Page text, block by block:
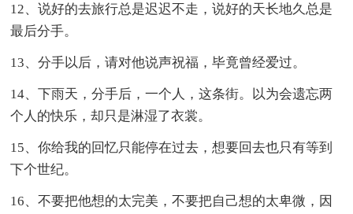
12、说好的去旅行总是迟迟不走，说好的天长地久总是
最后分手。
13、分手以后，请对他说声祝福，毕竟曾经爱过。
14、下雨天，分手后，一个人，这条街。以为会遗忘两
个人的快乐，却只是淋湿了衣裳。
15、你给我的回忆只能停在过去，想要回去也只有等到
下个世纪。
16、不要把他想的太完美，不要把自己想的太卑微，因